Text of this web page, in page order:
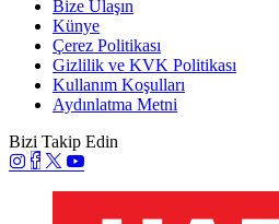
Bize Ulaşın
Künye
Çerez Politikası
Gizlilik ve KVK Politikası
Kullanım Koşulları
Aydınlatma Metni
Bizi Takip Edin